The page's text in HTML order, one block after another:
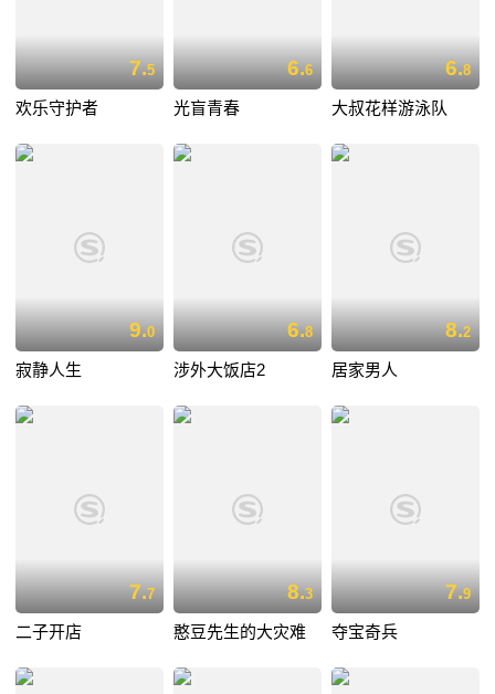
7.5
欢乐守护者
6.6
光盲青春
6.8
大叔花样游泳队
9.0
寂静人生
6.8
涉外大饭店2
8.2
居家男人
7.7
二子开店
8.3
憨豆先生的大灾难
7.9
夺宝奇兵